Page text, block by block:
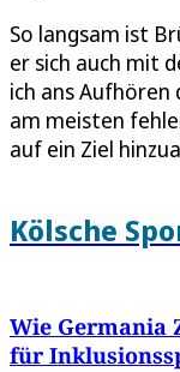
So langsam ist
er sich auch mit
ich ans Aufhören
am meisten
auf ein Ziel
Kölsche
Wie Germania
für